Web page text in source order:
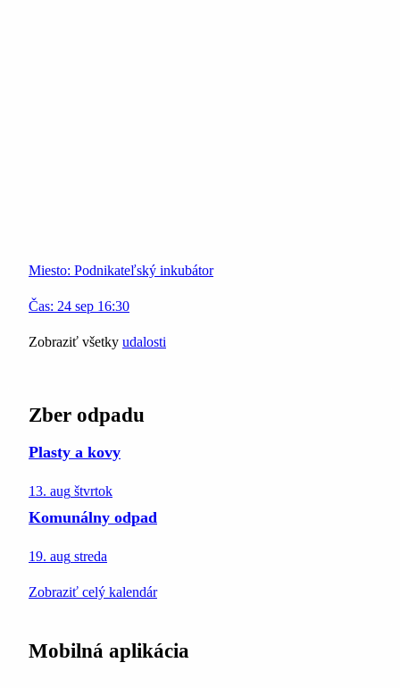
Miesto: Podnikateľský inkubátor
Čas: 24 sep 16:30
Zobraziť všetky udalosti
Zber odpadu
Plasty a kovy
13. aug štvrtok
Komunálny odpad
19. aug streda
Zobraziť celý kalendár
Mobilná aplikácia